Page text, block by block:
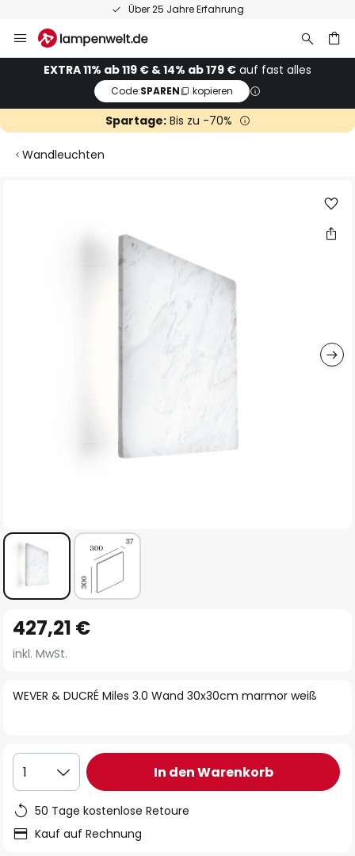
Über 25 Jahre Erfahrung
Inhalt
springenEXTRA 11% ab 119 € & 14% ab 179 € auf fast alles
Code:SPAREN kopieren
Spartage:Bis zu -70%
Wandleuchten
Anfang
der
springen
WEVER & DUCRÉ Miles 3.0 Wand 30x30cm marmor weiß
427,21 €
inkl. MwSt.
1 In den Warenkorb
50 Tage kostenlose Retoure
Kauf auf Rechnung